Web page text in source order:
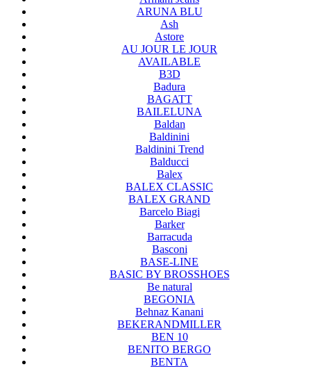
ARUNA BLU
Ash
Astore
AU JOUR LE JOUR
AVAILABLE
B3D
Badura
BAGATT
BAILELUNA
Baldan
Baldinini
Baldinini Trend
Balducci
Balex
BALEX CLASSIC
BALEX GRAND
Barcelo Biagi
Barker
Barracuda
Basconi
BASE-LINE
BASIC BY BROSSHOES
Be natural
BEGONIA
Behnaz Kanani
BEKERANDMILLER
BEN 10
BENITO BERGO
BENTA